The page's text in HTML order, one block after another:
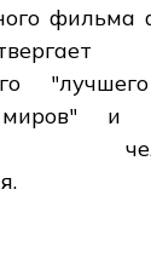
фильма
и